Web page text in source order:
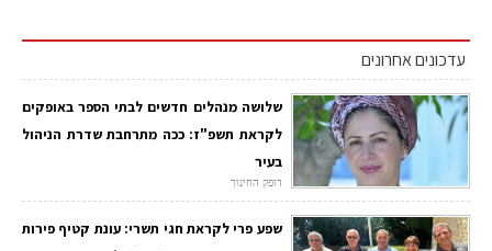
עדכונים אחרונים
שלושה מנהלים חדשים לבתי הספר באופקים
לקראת תשפ"ז: ככה מתרחבת שדרת הניהול
בעיר
דופק החינוך
שפע פרי לקראת חגי תשרי: עונת קטיף פירות